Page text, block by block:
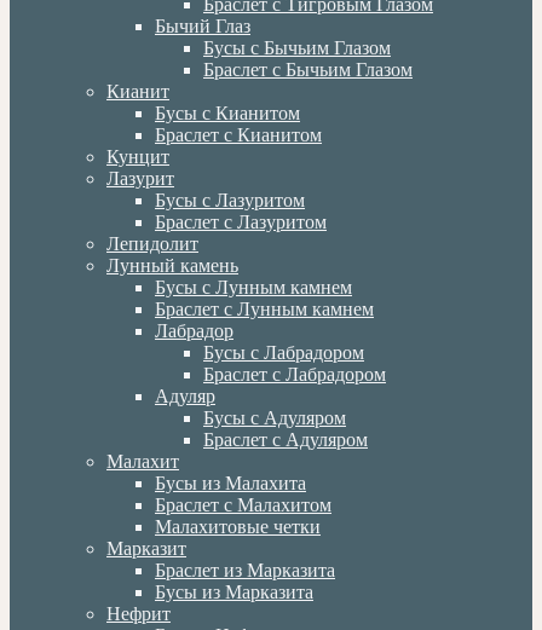
Браслет с Тигровым Глазом
Бычий Глаз
Бусы с Бычьим Глазом
Браслет с Бычьим Глазом
Кианит
Бусы с Кианитом
Браслет с Кианитом
Кунцит
Лазурит
Бусы с Лазуритом
Браслет с Лазуритом
Лепидолит
Лунный камень
Бусы с Лунным камнем
Браслет с Лунным камнем
Лабрадор
Бусы с Лабрадором
Браслет с Лабрадором
Адуляр
Бусы с Адуляром
Браслет с Адуляром
Малахит
Бусы из Малахита
Браслет с Малахитом
Малахитовые четки
Марказит
Браслет из Марказита
Бусы из Марказита
Нефрит